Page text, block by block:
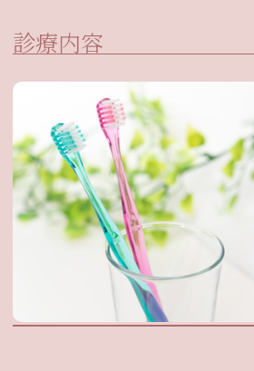
診療内容